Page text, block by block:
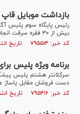
بازداشت موبایل
رئیس پایگاه سوم پلیس
بیش از ۳۰ فقره سرقت انجام دادند.
کد خبر: ۷۹۵۵۱۴ تاریخ انتشار : ۱۴۰۰/۱۱/۲۰
برنامه ویژه پلیس
سرکلانتر هشتم پلیس
دست فروشان مقابل پاساژ
کد خبر: ۷۹۵۴۱۶ تاریخ انتشار : ۱۴۰۰/۱۱/۲۱